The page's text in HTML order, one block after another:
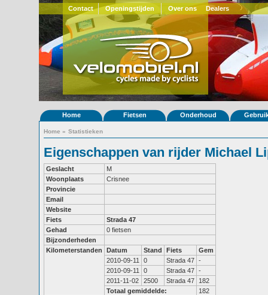
Contact Openingstijden Over ons Dealers
Home Fietsen Onderhoud
Home » Statistieken
Eigenschappen van rijder Michael
Geslacht
M
Woonplaats
Crisnee
Provincie
Email
Website
Fiets
Strada 47
Gehad
0 fietsen
Bijzonderheden
Kilometerstanden
Datum Stand Fiets
Gem
2010-09-11
0 Strada 47 -
2010-09-11
0 Strada 47 -
2011-11-02
2500 Strada 47
182
Totaal gemiddelde:
182